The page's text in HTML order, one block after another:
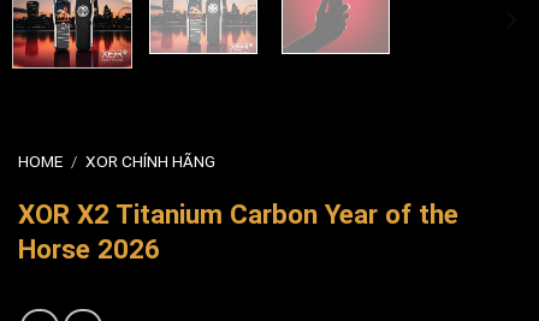
HOME / XOR CHÍNH HÃNG
XOR X2 Titanium Carbon Year of the
Horse 2026